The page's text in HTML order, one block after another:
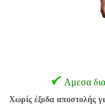
Αμεσα
Χωρίς έξοδα αποστολής